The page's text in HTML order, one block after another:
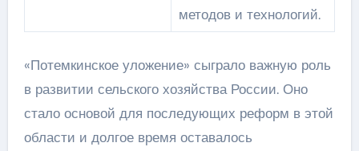
методов и технологий.
«Потемкинское уложение» сыграло важную роль
в развитии сельского хозяйства России. Оно
стало основой для последующих реформ в этой
области и долгое время оставалось